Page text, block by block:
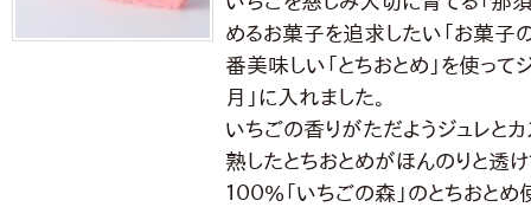
めるお菓子を追求したい「お菓子
番美味しい「とちおとめ」を使っ
月」に入れました。
いちごの香りがただようジュレと
熟したとちおとめがほんのりと透け
１００%「いちごの森」のとちお